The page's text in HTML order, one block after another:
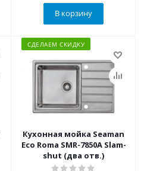
В корзину
СДЕЛАЕМ СКИДКУ
Кухонная мойка Seaman
Eco Roma SMR-7850A Slam-
shut (два отв.)